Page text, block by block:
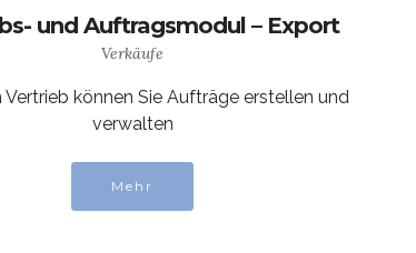
und Auftragsmodul – Export
Verkäufe
Vertrieb können Sie Aufträge erstellen und
verwalten
Mehr